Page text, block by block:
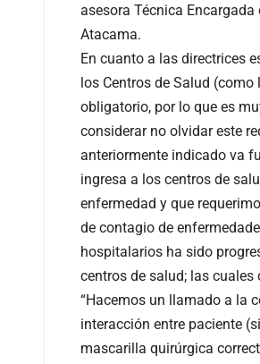
asesora Técnica
Atacama.
En cuanto a las directrices
los Centros de Salud
obligatorio, por lo que es
considerar no olvidar este
anteriormente indicado va
ingresa a los centros de
enfermedad y que
de contagio de
hospitalarios ha sido
centros de salud; las
“Hacemos un llamado a la
interacción entre paciente
mascarilla quirúrgica